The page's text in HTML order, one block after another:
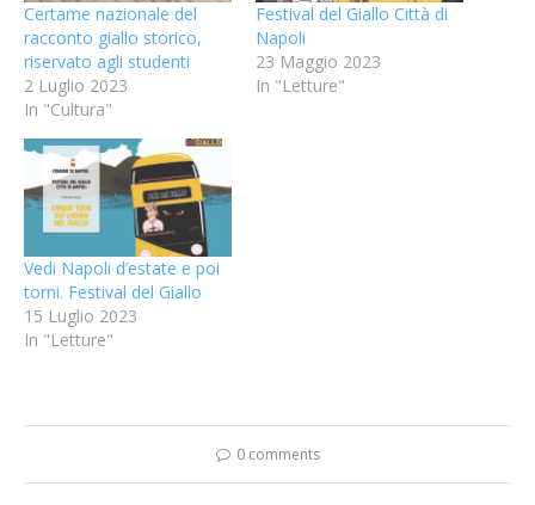
Certame nazionale del
racconto giallo storico,
riservato agli studenti
2 Luglio 2023
In "Cultura"
Festival del Giallo Città di
Napoli
23 Maggio 2023
In "Letture"
Vedi Napoli d’estate e poi
torni. Festival del Giallo
15 Luglio 2023
In "Letture"
0 comments